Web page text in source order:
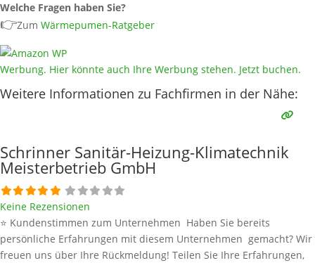
Welche Fragen haben Sie?
👉Zum Wärmepumen-Ratgeber
Werbung. Hier könnte auch Ihre Werbung stehen. Jetzt buchen.
Weitere Informationen zu Fachfirmen in der Nähe:
Schrinner Sanitär-Heizung-Klimatechnik
Meisterbetrieb GmbH
Keine Rezensionen
⭐ Kundenstimmen zum Unternehmen Haben Sie bereits
persönliche Erfahrungen mit diesem Unternehmen gemacht? Wir
freuen uns über Ihre Rückmeldung! Teilen Sie Ihre Erfahrungen,